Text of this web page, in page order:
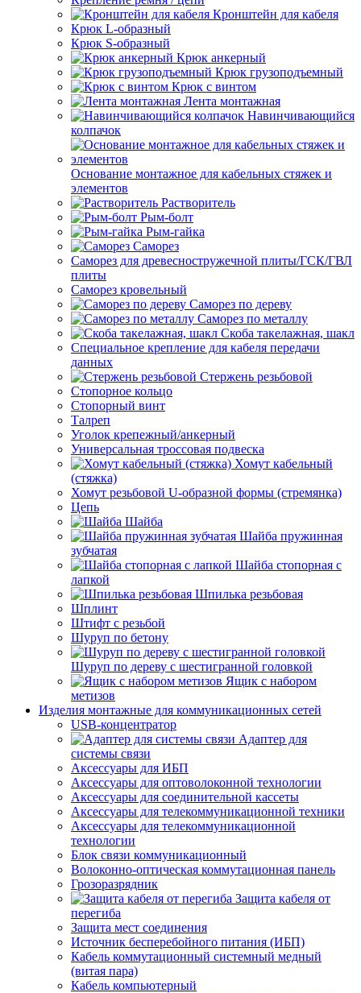
Кронштейн для кабеля
Крюк L-образный
Крюк S-образный
Крюк анкерный
Крюк грузоподъемный
Крюк с винтом
Лента монтажная
Навинчивающийся
колпачок
Основание монтажное для кабельных стяжек и
элементов
Растворитель
Рым-болт
Рым-гайка
Саморез
Саморез для древесностружечной плиты/ГСК/ГВЛ
плиты
Саморез кровельный
Саморез по дереву
Саморез по металлу
Скоба такелажная, шакл
Специальное крепление для кабеля передачи
данных
Стержень резьбовой
Стопорное кольцо
Стопорный винт
Талреп
Уголок крепежный/анкерный
Универсальная троссовая подвеска
Хомут кабельный
(стяжка)
Хомут резьбовой U-образной формы (стремянка)
Цепь
Шайба
Шайба пружинная
зубчатая
Шайба стопорная с
лапкой
Шпилька резьбовая
Шплинт
Штифт с резьбой
Шуруп по бетону
Шуруп по дереву с шестигранной головкой
Ящик с набором
метизов
Изделия монтажные для коммуникационных сетей
USB-концентратор
Адаптер для
системы связи
Аксессуары для ИБП
Аксессуары для оптоволоконной технологии
Аксессуары для соединительной кассеты
Аксессуары для телекоммуникационной техники
Аксессуары для телекоммуникационной
технологии
Блок связи коммуникационный
Волоконно-оптическая коммутационная панель
Грозоразрядник
Защита кабеля от
перегиба
Защита мест соединения
Источник бесперебойного питания (ИБП)
Кабель коммутационный системный медный
(витая пара)
Кабель компьютерный